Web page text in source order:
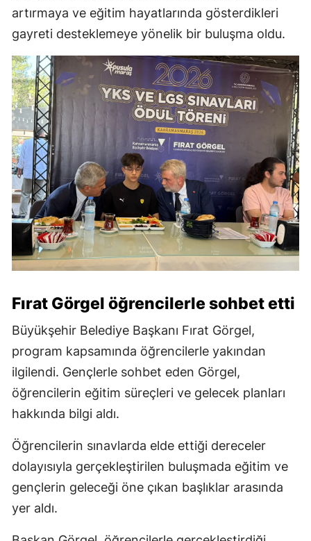
artırmaya ve eğitim hayatlarında gösterdikleri
gayreti desteklemeye yönelik bir buluşma oldu.
Fırat Görgel öğrencilerle sohbet etti
Büyükşehir Belediye Başkanı Fırat Görgel,
program kapsamında öğrencilerle yakından
ilgilendi. Gençlerle sohbet eden Görgel,
öğrencilerin eğitim süreçleri ve gelecek planları
hakkında bilgi aldı.
Öğrencilerin sınavlarda elde ettiği dereceler
dolayısıyla gerçekleştirilen buluşmada eğitim ve
gençlerin geleceği öne çıkan başlıklar arasında
yer aldı.